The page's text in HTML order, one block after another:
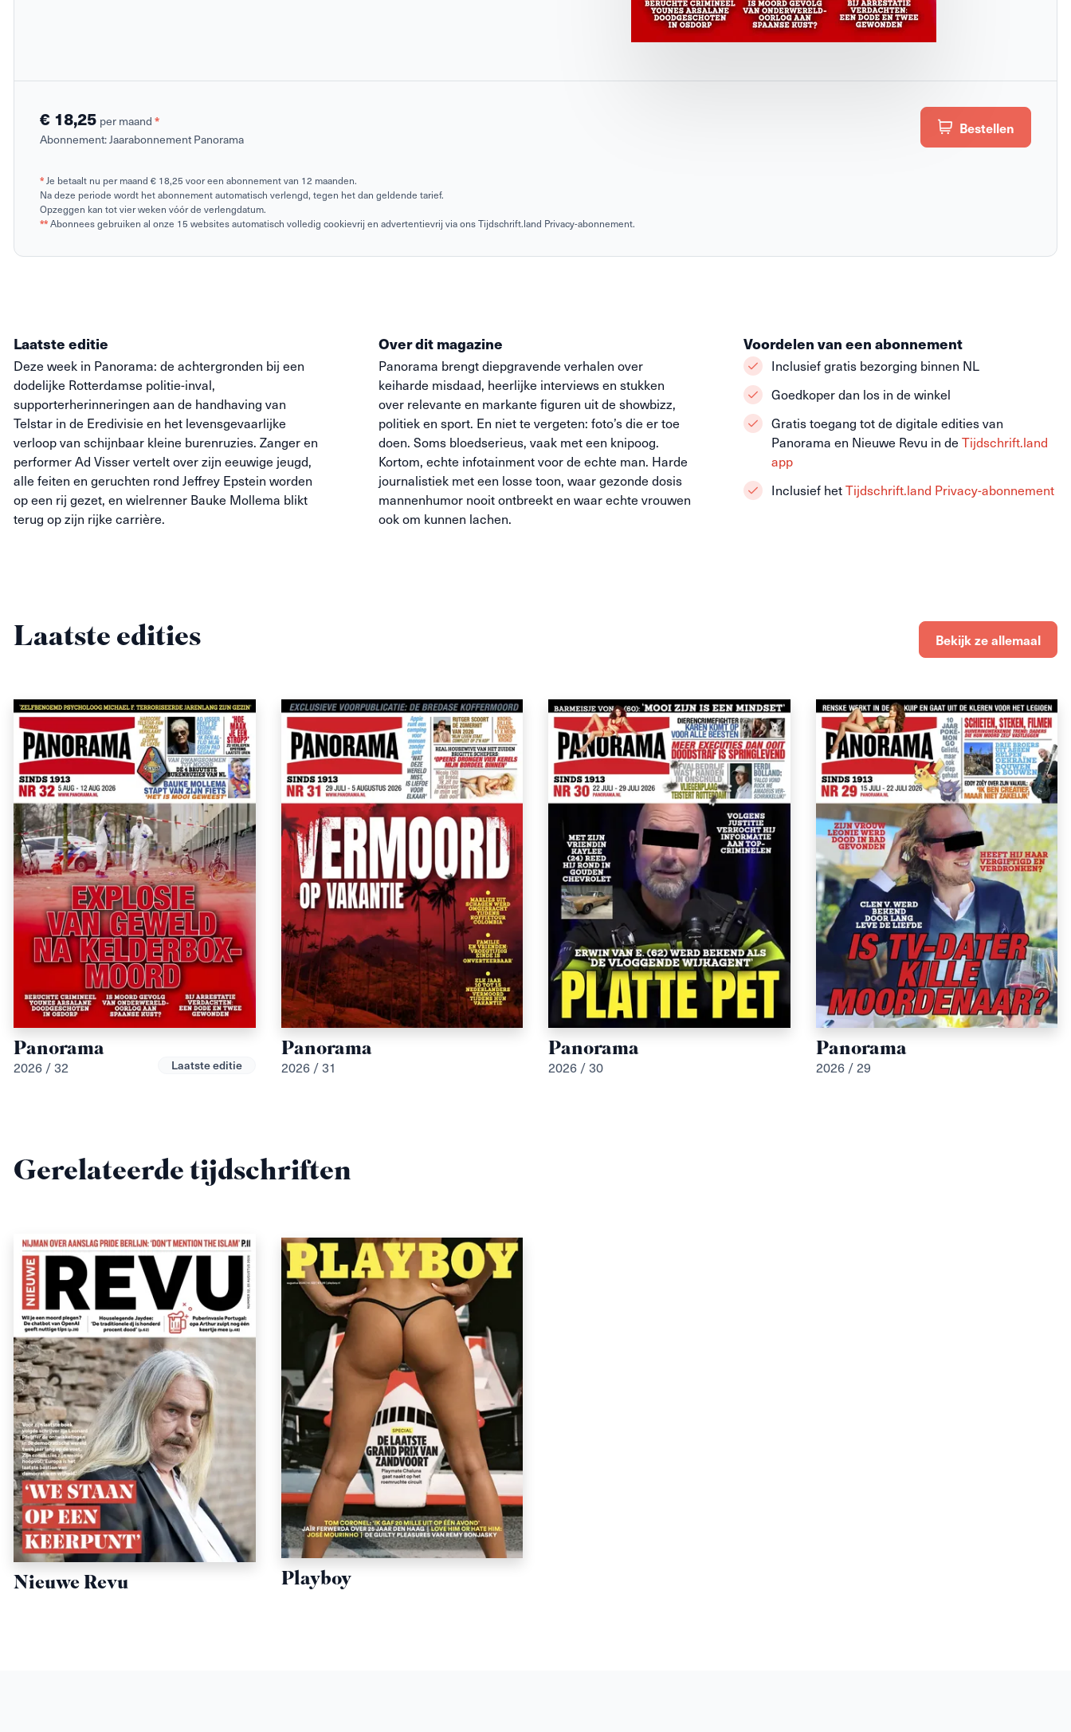
€ 18,25 per maand *
Abonnement:Jaarabonnement Panorama
Bestellen
* Je betaalt nu per maand € 18,25 voor een abonnement van 12 maanden.
Na deze periode wordt het abonnement automatisch verlengd, tegen het dan geldende tarief.
Opzeggen kan tot vier weken vóór de verlengdatum.
**Abonnees gebruiken al onze 15 websites automatisch volledig cookievrij en advertentievrij via ons Tijdschrift.land Privacy-abonnement.
Laatste editie
Deze week in Panorama: de achtergronden bij een
dodelijke Rotterdamse politie-inval,
supporterherinneringen aan de handhaving van
Telstar in de Eredivisie en het levensgevaarlijke
verloop van schijnbaar kleine burenruzies. Zanger en
performer Ad Visser vertelt over zijn eeuwige jeugd,
alle feiten en geruchten rond Jeffrey Epstein worden
op een rij gezet, en wielrenner Bauke Mollema blikt
terug op zijn rijke carrière.
Over dit magazine
Panorama brengt diepgravende verhalen over
keiharde misdaad, heerlijke interviews en stukken
over relevante en markante figuren uit de showbizz,
politiek en sport. En niet te vergeten: foto’s die er toe
doen. Soms bloedserieus, vaak met een knipoog.
Kortom, echte infotainment voor de echte man. Harde
journalistiek met een losse toon, waar gezonde dosis
mannenhumor nooit ontbreekt en waar echte vrouwen
ook om kunnen lachen.
Voordelen van een abonnement
Inclusief gratis bezorging binnen NL
Goedkoper dan los in de winkel
Gratis toegang tot de digitale edities van
Panorama en Nieuwe Revu in de Tijdschrift.land
app
Inclusief hetTijdschrift.land Privacy-abonnement
Laatste edities Bekijk ze allemaal
Panorama
2026 / 32 Laatste editie
Panorama
2026 / 31
Panorama
2026 / 30
Panorama
2026 / 29
Gerelateerde tijdschriften
Nieuwe Revu Playboy